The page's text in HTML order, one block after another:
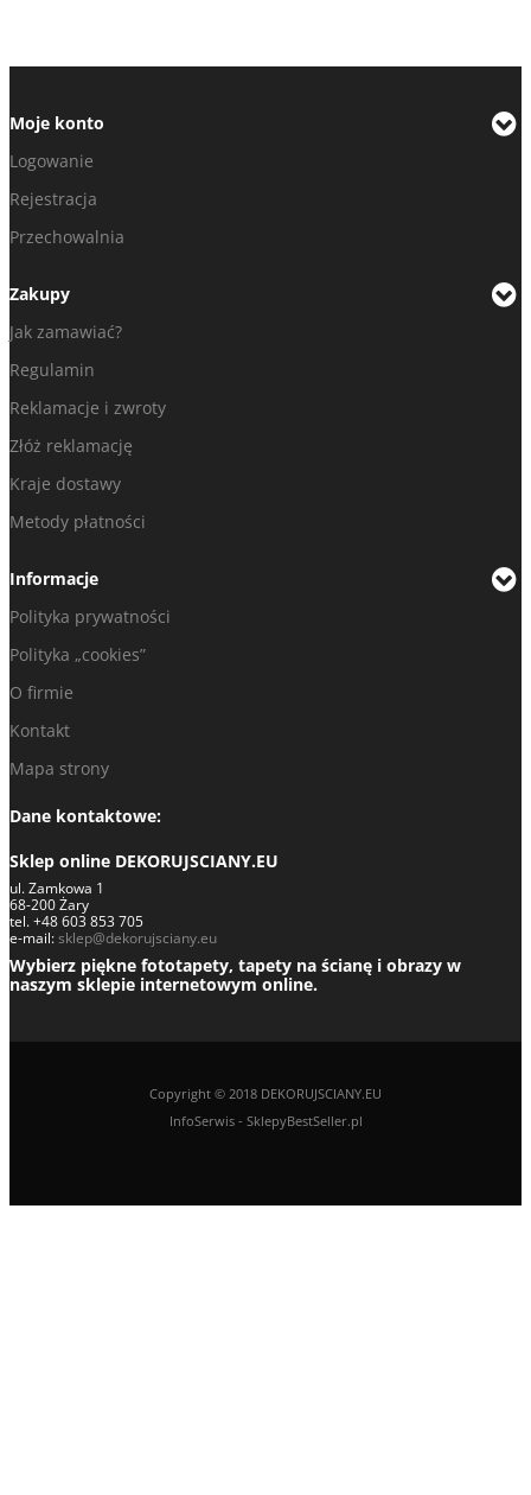
Moje konto
Logowanie
Rejestracja
Przechowalnia
Zakupy
Jak zamawiać?
Regulamin
Reklamacje i zwroty
Złóż reklamację
Kraje dostawy
Metody płatności
Informacje
Polityka prywatności
Polityka „cookies”
O firmie
Kontakt
Mapa strony
Dane kontaktowe:
Sklep online DEKORUJSCIANY.EU
ul. Zamkowa 1
68-200 Żary
tel. +48 603 853 705
e-mail:sklep@dekorujsciany.eu
Wybierz piękne fototapety, tapety na ścianę i obrazy w
naszym sklepie internetowym online.
Copyright © 2018 DEKORUJSCIANY.EU
InfoSerwis- SklepyBestSeller.pl